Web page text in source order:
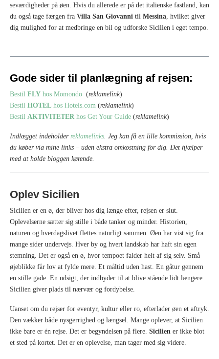
seværdigheder på øen. Hvis du allerede er på det italienske fastland, kan
du også tage færgen fra Villa San Giovanni til Messina , hvilket giver
dig mulighed for at medbringe en bil og udforske Sicilien i eget tempo.
Gode sider til planlægning af rejsen:
Bestil FLY hos Momondo (reklamelink)
Bestil HOTEL hos Hotels.com (reklamelink)
Bestil AKTIVITETER hos Get Your Guide (reklamelink)
Indlægget indeholder reklamelinks . Jeg kan få en lille kommission, hvis
du køber via mine links – uden ekstra omkostning for dig. Det hjælper
med at holde bloggen kørende.
Oplev Sicilien
Sicilien er en ø, der bliver hos dig længe efter, rejsen er slut.
Oplevelserne sætter sig stille i både tanker og minder. Historien,
naturen og hverdagslivet flettes naturligt sammen. Øen har vist sig fra
mange sider undervejs. Hver by og hvert landskab har haft sin egen
stemning. Det er også en ø, hvor tempoet falder helt af sig selv. Små
øjeblikke får lov at fylde mere. Et måltid uden hast. En gåtur gennem
en stille gade. En udsigt, der indbyder til at blive stående lidt længere.
Sicilien giver plads til nærvær og fordybelse.
Uanset om du rejser for eventyr, kultur eller ro, efterlader øen et aftryk.
Den vækker både nysgerrighed og længsel. Mange oplever, at Sicilien
ikke bare er én rejse. Det er begyndelsen på flere. Sicilien er ikke blot
et sted på kortet. Det er en oplevelse, man tager med sig videre.